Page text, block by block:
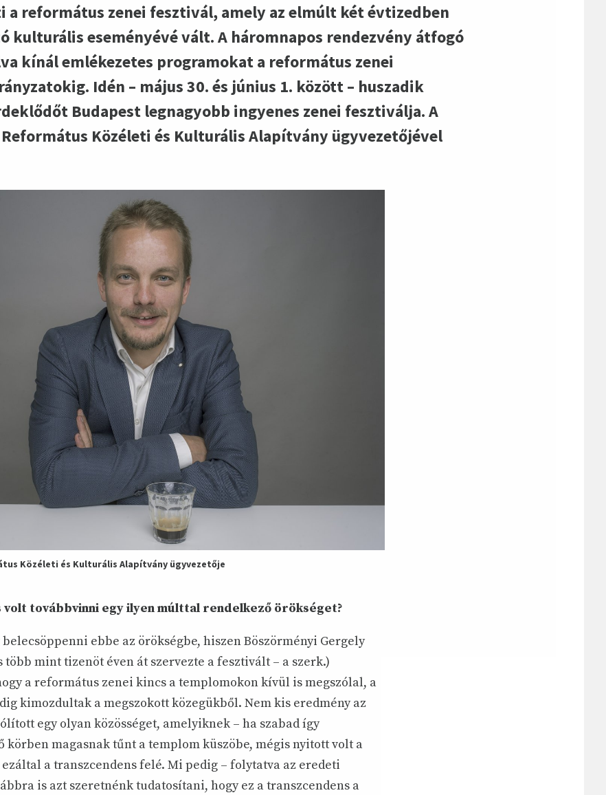
a református zenei fesztivál, amely az elmúlt két évtizedben
kulturális eseményévé vált. A háromnapos rendezvény átfogó
kínál emlékezetes programokat a református zenei
Idén – május 30. és június 1. között – huszadik
Budapest legnagyobb ingyenes zenei fesztiválja. A
Közéleti és Kulturális Alapítvány ügyvezetőjével
Közéleti és Kulturális Alapítvány ügyvezetője
volt továbbvinni egy ilyen múlttal rendelkező örökséget?
ebbe az örökségbe, hiszen Böszörményi Gergely
több mint tizenöt éven át szervezte a fesztivált – a szerk.)
a református zenei kincs a templomokon kívül is megszólal, a
kimozdultak a megszokott közegükből. Nem kis eredmény az
egy olyan közösséget, amelyiknek – ha szabad így
körben magasnak tűnt a templom küszöbe, mégis nyitott volt a
a transzcendens felé. Mi pedig – folytatva az eredeti
is azt szeretnénk tudatosítani, hogy ez a transzcendens a